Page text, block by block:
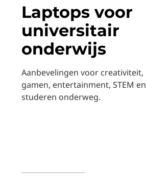
Laptops voor
universitair
onderwijs
Aanbevelingen voor creativiteit,
gamen, entertainment, STEM en
studeren onderweg.